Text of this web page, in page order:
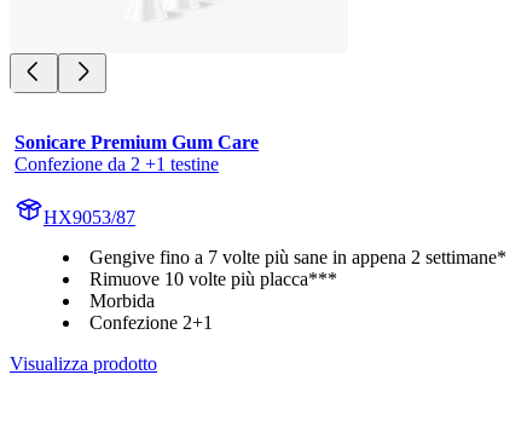
Sonicare Premium Gum Care
Confezione da 2 +1 testine
HX9053/87
Gengive fino a 7 volte più sane in appena 2 settimane*
Rimuove 10 volte più placca***
Morbida
Confezione 2+1
Visualizza prodotto